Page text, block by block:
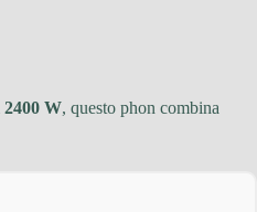
2400 W, questo phon combina